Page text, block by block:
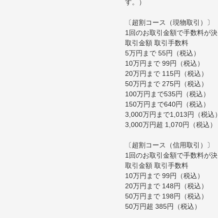
す。）
〔超割コース（現物取引）〕
1回のお取引金額で手数料が決
取引金額 取引手数料
5万円まで 55円（税込）
10万円まで 99円（税込）
20万円まで 115円（税込）
50万円まで 275円（税込）
100万円まで535円（税込）
150万円まで640円（税込）
3,000万円まで1,013円（税込）
3,000万円超 1,070円（税込）
〔超割コース（信用取引）〕
1回のお取引金額で手数料が決
取引金額 取引手数料
10万円まで 99円（税込）
20万円まで 148円（税込）
50万円まで 198円（税込）
50万円超 385円（税込）